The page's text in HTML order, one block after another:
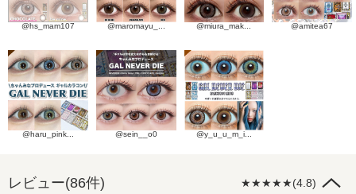
@hs_mam107 @maromayu_... @miura_mak... @amitea67
@haru_pink... @sein__o0 @y_u_u_m_i...
レビュー(86件) ★★★★★(4.8)